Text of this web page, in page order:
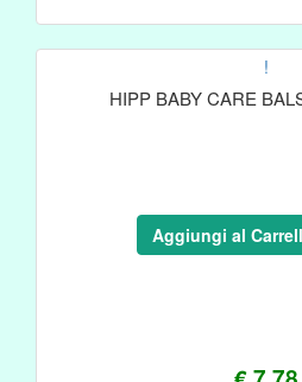
!
HIPP BABY CARE
Aggiungi al